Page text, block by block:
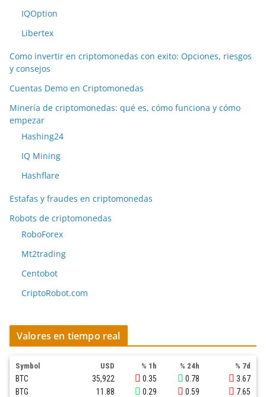
IQOption
Libertex
Como invertir en criptomonedas con exito: Opciones, riesgos
y consejos
Cuentas Demo en Criptomonedas
Minería de criptomonedas: qué es, cómo funciona y cómo
empezar
Hashing24
IQ Mining
Hashflare
Estafas y fraudes en criptomonedas
Robots de criptomonedas
RoboForex
Mt2trading
Centobot
CriptoRobot.com
Valores en tiempo real
Symbol USD % 1h % 24h % 7d
BTC 35,922 0.35 0.78
3.67
BTG
11.88 0.29 0.59
7.65